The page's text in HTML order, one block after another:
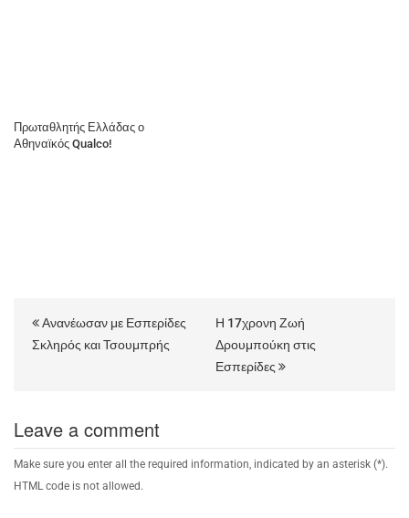
Πρωταθλητής Ελλάδας ο
Αθηναϊκός Qualco!
Ανανέωσαν με Εσπερίδες
Σκληρός και Τσουμπρής
Η 17χρονη Ζωή
Δρουμπούκη στις
Εσπερίδες
Leave a comment
Make sure you enter all the required information, indicated by an asterisk (*).
HTML code is not allowed.